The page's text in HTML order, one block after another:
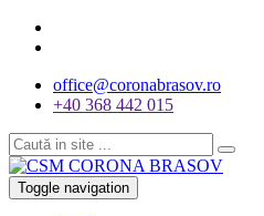
office@coronabrasov.ro
+40 368 442 015
Toggle navigation